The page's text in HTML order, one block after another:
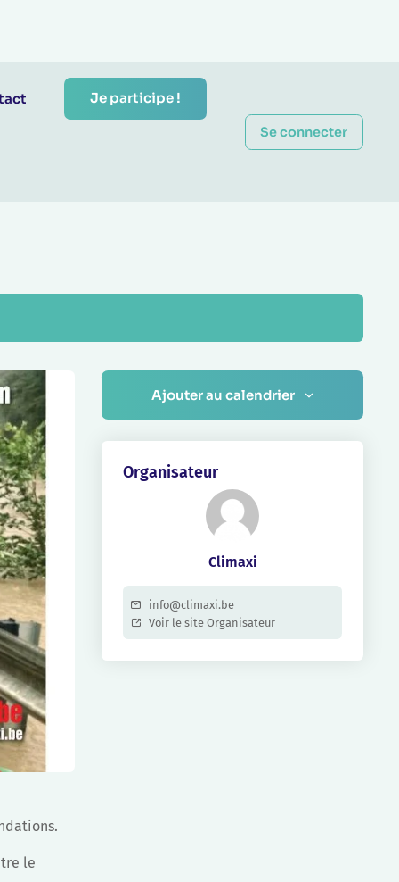
Je participe !
Se connecter
le
Ajouter au calendrier
Organisateur
Climaxi
info@climaxi.be
Voir le site Organisateur